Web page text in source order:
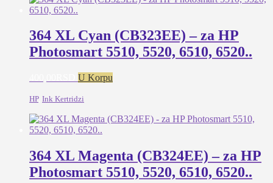
364 XL Cyan (CB323EE) – za HP
Photosmart 5510, 5520, 6510, 6520..
U Korpu
HP, Ink Kertridzi
364 XL Magenta (CB324EE) – za HP
Photosmart 5510, 5520, 6510, 6520..